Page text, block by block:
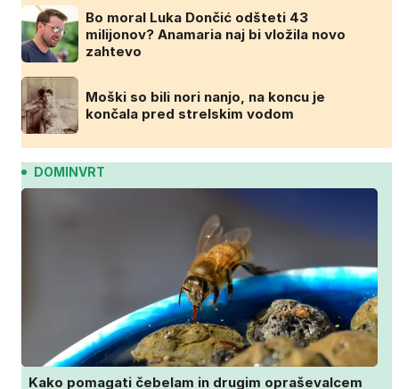
Bo moral Luka Dončić odšteti 43
milijonov? Anamaria naj bi vložila novo
zahtevo
Moški so bili nori nanjo, na koncu je
končala pred strelskim vodom
DOMINVRT
Kako pomagati čebelam in drugim opraševalcem